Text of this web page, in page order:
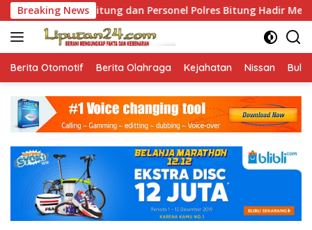
Skip
to
content
Breaking News
Bitung dan Personel Polres Bitung Hadir Menolong
Berita Otomotif Berita Olahraga Kejahatan Nissan